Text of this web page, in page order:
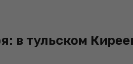
в тульском